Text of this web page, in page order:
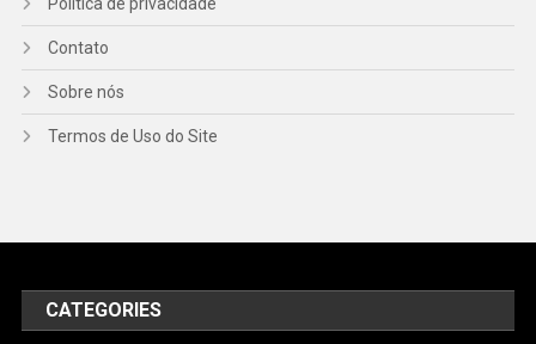
Contato
Sobre nós
Termos de Uso do Site
CATEGORIES